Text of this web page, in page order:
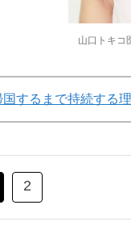
山口トキコ
国するまで持続する
2